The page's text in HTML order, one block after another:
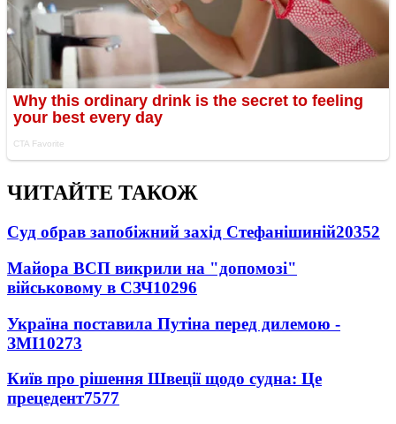
ЧИТАЙТЕ ТАКОЖ
Суд обрав запобіжний захід Стефанішиній20352
Майора ВСП викрили на "допомозі"
військовому в СЗЧ10296
Україна поставила Путіна перед дилемою -
ЗМІ10273
Київ про рішення Швеції щодо судна: Це
прецедент7577